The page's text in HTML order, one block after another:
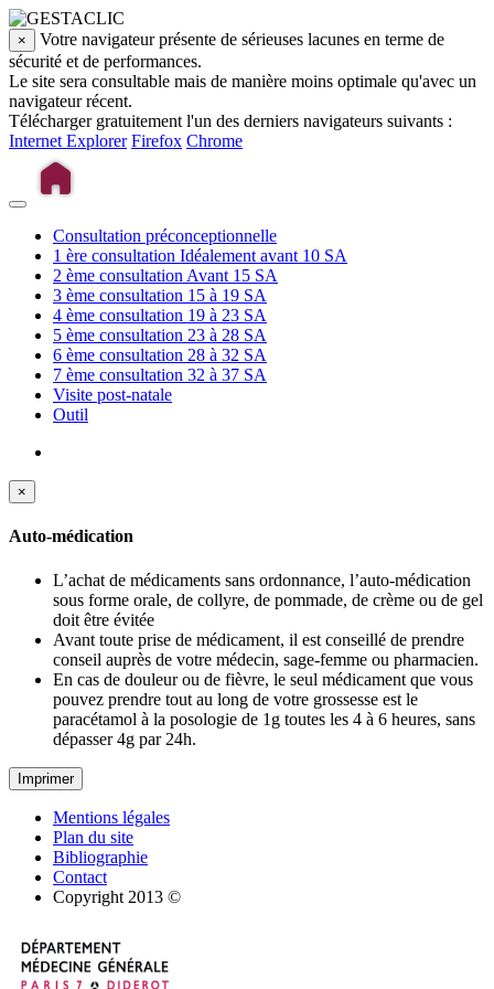
×
Votre navigateur présente de sérieuses lacunes en terme de
sécurité et de performances.
Le site sera consultable mais de manière moins optimale qu'avec un
navigateur récent.
Télécharger gratuitement l'un des derniers navigateurs suivants :
Internet Explorer Firefox Chrome
Consultation préconceptionnelle
1 ère consultation Idéalement avant 10 SA
2 ème consultation Avant 15 SA
3 ème consultation 15 à 19 SA
4 ème consultation 19 à 23 SA
5 ème consultation 23 à 28 SA
6 ème consultation 28 à 32 SA
7 ème consultation 32 à 37 SA
Visite post-natale
Outil
×
Auto-médication
L’achat de médicaments sans ordonnance, l’auto-médication
sous forme orale, de collyre, de pommade, de crème ou de gel
doit être évitée
Avant toute prise de médicament, il est conseillé de prendre
conseil auprès de votre médecin, sage-femme ou pharmacien.
En cas de douleur ou de fièvre, le seul médicament que vous
pouvez prendre tout au long de votre grossesse est le
paracétamol à la posologie de 1g toutes les 4 à 6 heures, sans
dépasser 4g par 24h.
Imprimer
Mentions légales
Plan du site
Bibliographie
Contact
Copyright 2013 ©